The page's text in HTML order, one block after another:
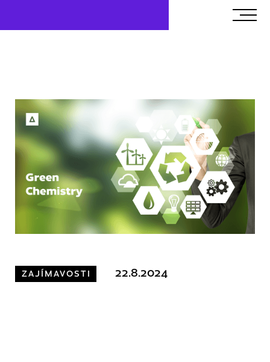
ZAJÍMAVOSTI 22.8.2024